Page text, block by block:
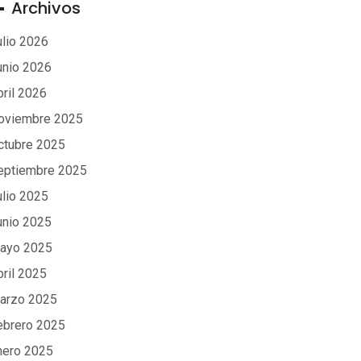
Archivos
2026
2026
2026
2025
2025
2025
2025
2025
2025
2025
2025
2025
2025